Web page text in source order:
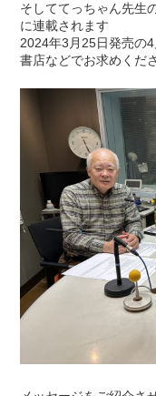
そしててっちゃん先生
に連載されます
2024年3月25日発売の4
書店などでお求めくだ